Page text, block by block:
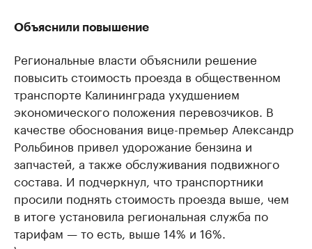
Объяснили повышение
Региональные власти объяснили решение
повысить стоимость проезда в общественном
транспорте Калининграда ухудшением
экономического положения перевозчиков. В
качестве обоснования вице-премьер Александр
Рольбинов привел удорожание бензина и
запчастей, а также обслуживания подвижного
состава. И подчеркнул, что транспортники
просили поднять стоимость проезда выше, чем
в итоге установила региональная служба по
тарифам — то есть, выше 14% и 16%.